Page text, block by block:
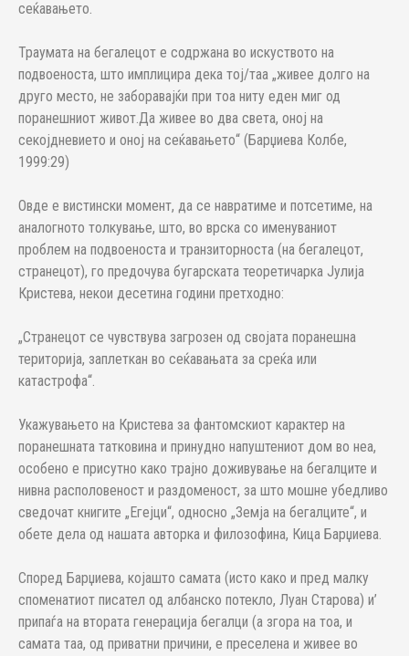
сеќавањето.
Траумата на бегалецот е содржана во искуството на
подвоеноста, што имплицира дека тој/таа „живее долго на
друго место, не заборавајќи при тоа ниту еден миг од
поранешниот живот.Да живее во два света, оној на
секојдневието и оној на сеќавањето“ (Барџиева Колбе,
1999:29)
Овде е вистински момент, да се навратиме и потсетиме, на
аналогното толкување, што, во врска со именуваниот
проблем на подвоеноста и транзиторноста (на бегалецот,
странецот), го предочува бугарската теоретичарка Јулија
Кристева, некои десетина години претходно:
„Странецот се чувствува загрозен од својата поранешна
територија, заплеткан во сеќавањата за среќа или
катастрофа“.
Укажувањето на Кристева за фантомскиот карактер на
поранешната татковина и принудно напуштениот дом во неа,
особено е присутно како трајно доживување на бегалците и
нивна располовеност и раздоменост, за што мошне убедливо
сведочат книгите „Егејци“, односно „Земја на бегалците“, и
обете дела од нашата авторка и филозофина, Кица Барџиева.
Според Барџиева, којашто самата (исто како и пред малку
споменатиот писател од албанско потекло, Луан Старова) и’
припаѓа на втората генерација бегалци (а згора на тоа, и
самата таа, од приватни причини, е преселена и живее во